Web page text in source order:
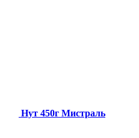
Нут 450г Мистраль